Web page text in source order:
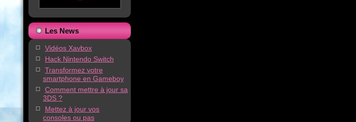
Les News
Vidéos Xavbox
Hack Nintendo Switch
Transformez votre
smartphone en Gameboy
Comment mettre à jour sa
3DS ?
Mettez à jour vos
consoles ou pas